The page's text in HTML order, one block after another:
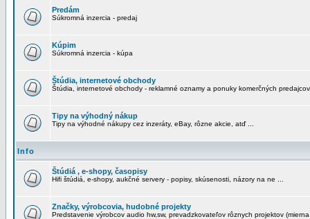
Predám
Súkromná inzercia - predaj
Kúpim
Súkromná inzercia - kúpa
Štúdia, internetové obchody
Štúdia, internetové obchody - reklamné oznamy a ponuky komerčných predajcov
Tipy na výhodný nákup
Tipy na výhodné nákupy cez inzeráty, eBay, rôzne akcie, atď ...
Info
Štúdiá , e-shopy, časopisy
Hifi štúdiá, e-shopy, aukčné servery - popisy, skúsenosti, názory na ne ...
Značky, výrobcovia, hudobné projekty
Predstavenie výrobcov audio hw,sw, prevadzkovateľov rôznych projektov